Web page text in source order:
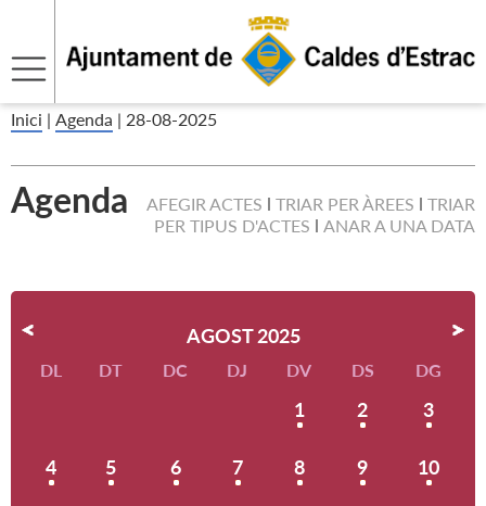
Inici | Agenda | 28-08-2025
Agenda AFEGIR ACTES TRIAR PER ÀREES
TRIAR
PER TIPUS D'ACTES
ANAR A UNA DATA
AGOST 2025
DL DT DC DJ DV DS DG
1 2 3
4 5 6 7 8 9 10